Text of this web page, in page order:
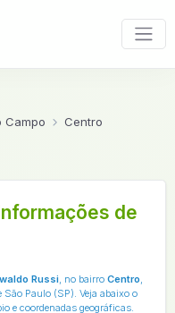
Campo
Centro
de
Russi, no bairro Centro,
São Paulo (SP). Veja abaixo o
e coordenadas geográficas.